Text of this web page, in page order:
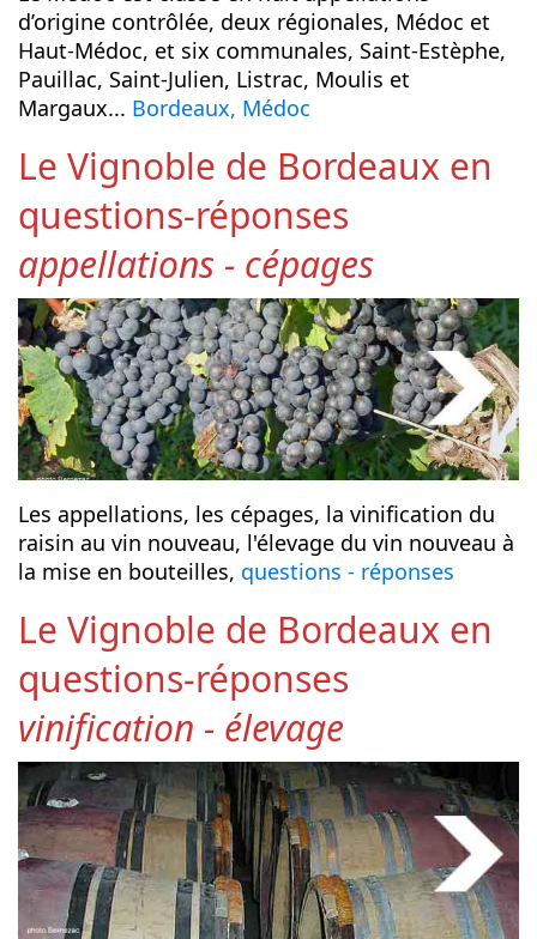
d’origine contrôlée, deux régionales, Médoc et
Haut-Médoc, et six communales, Saint-Estèphe,
Pauillac, Saint-Julien, Listrac, Moulis et
Margaux... Bordeaux, Médoc
Le Vignoble de Bordeaux en
questions-réponses
appellations - cépages
Les appellations, les cépages, la vinification du
raisin au vin nouveau, l'élevage du vin nouveau à
la mise en bouteilles, questions - réponses
Le Vignoble de Bordeaux en
questions-réponses
vinification - élevage